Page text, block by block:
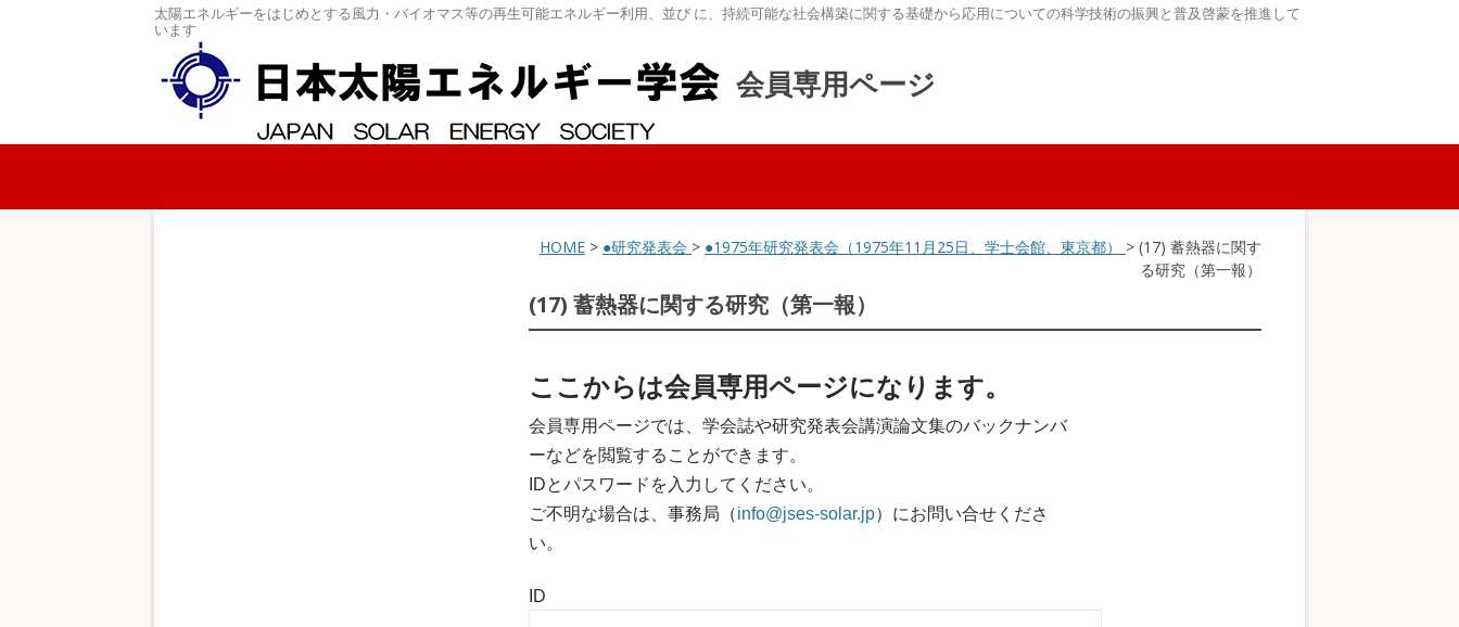
太陽エネルギーをはじめとする風力・バイオマス等の再生可能エネルギー利用、並び に、持続可能な社会構築に関する基礎から応用についての科学技術の振興と普及啓蒙を推進して
います
会員専用ページ
コンテンツへスキップ
HOME > ●研究発表会 > ●1975年研究発表会（1975年11月25日、学士会館、東京都） > (17) 蓄熱器に関す
る研究（第一報）
(17) 蓄熱器に関する研究（第一報）
ここからは会員専用ページになります。
会員専用ページでは、学会誌や研究発表会講演論文集のバックナンバ
ーなどを閲覧することができます。
IDとパスワードを入力してください。
ご不明な場合は、事務局（info@jses-solar.jp）にお問い合せくださ
い。
ID